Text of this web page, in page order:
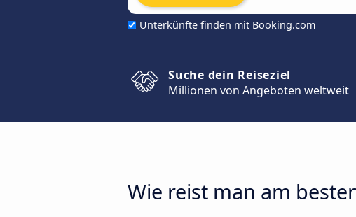
Unterkünfte finden mit Booking.com
Suche dein Reiseziel
Millionen von Angeboten weltweit
Wie reist man am